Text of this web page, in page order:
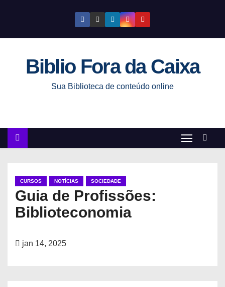
e
Biblio Fora da Caixa
Sua Biblioteca de conteúdo online
CURSOS NOTÍCIAS SOCIEDADE
Guia de Profissões:
Biblioteconomia
jan 14, 2025